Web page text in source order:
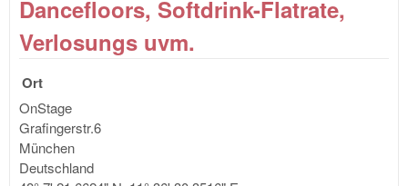
Dancefloors, Softdrink-Flatrate,
Verlosungs uvm.
Ort
OnStage
Grafingerstr.6
München
Deutschland